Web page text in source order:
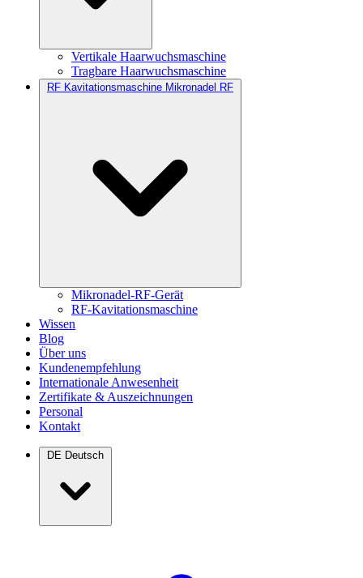
Vertikale Haarwuchsmaschine
Tragbare Haarwuchsmaschine
RF Kavitationsmaschine Mikronadel RF
Mikronadel-RF-Gerät
RF-Kavitationsmaschine
Wissen
Blog
Über uns
Kundenempfehlung
Internationale Anwesenheit
Zertifikate & Auszeichnungen
Personal
Kontakt
DE Deutsch